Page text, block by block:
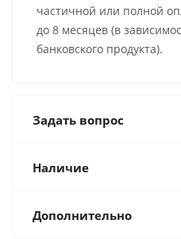
частичной или полной
до 8 месяцев (в
банковского продукта).
Задать вопрос
Наличие
Дополнительно